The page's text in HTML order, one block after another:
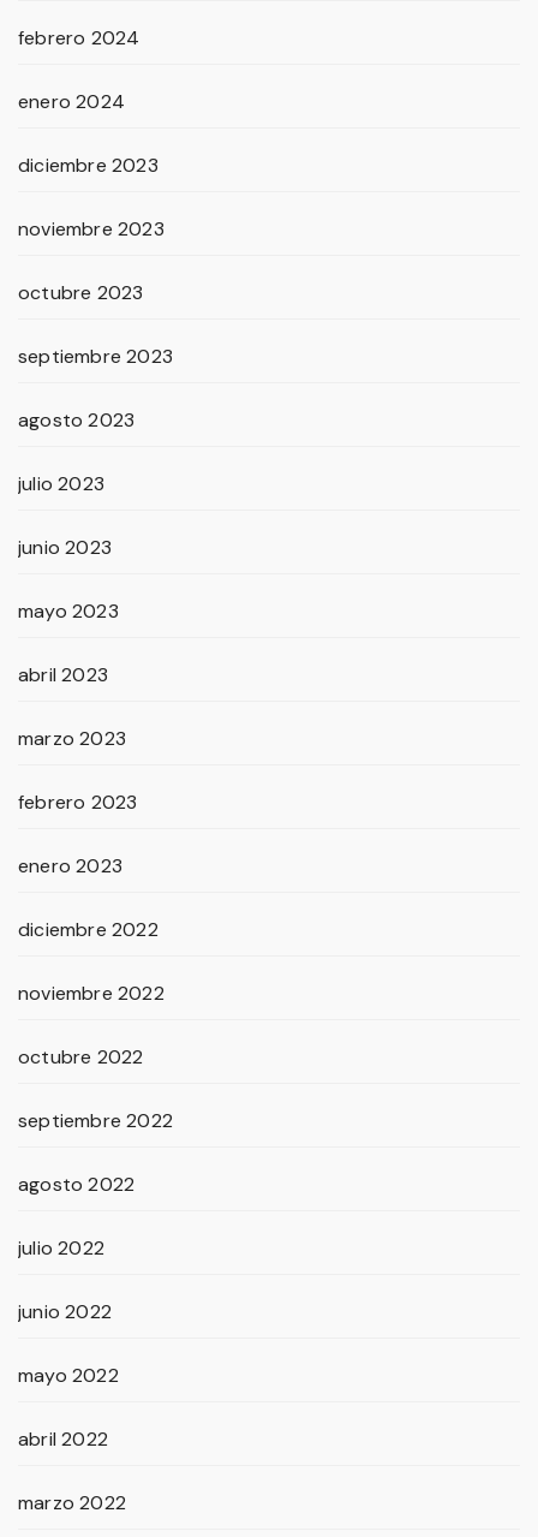
febrero 2024
enero 2024
diciembre 2023
noviembre 2023
octubre 2023
septiembre 2023
agosto 2023
julio 2023
junio 2023
mayo 2023
abril 2023
marzo 2023
febrero 2023
enero 2023
diciembre 2022
noviembre 2022
octubre 2022
septiembre 2022
agosto 2022
julio 2022
junio 2022
mayo 2022
abril 2022
marzo 2022